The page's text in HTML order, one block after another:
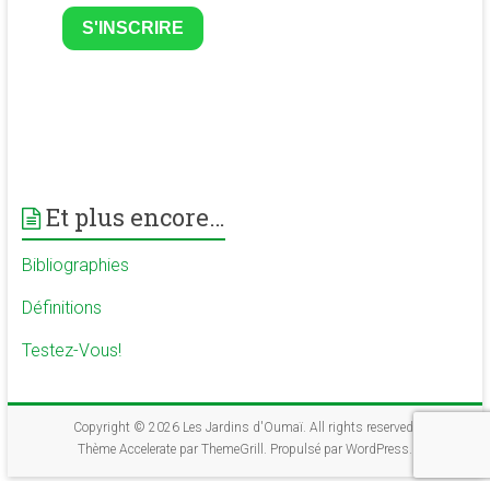
S'INSCRIRE
Et plus encore…
Bibliographies
Définitions
Testez-Vous!
Copyright © 2026 Les Jardins d'Oumaï. All rights reserved.
Thème Acceleratepar ThemeGrill. Propulsé par WordPress